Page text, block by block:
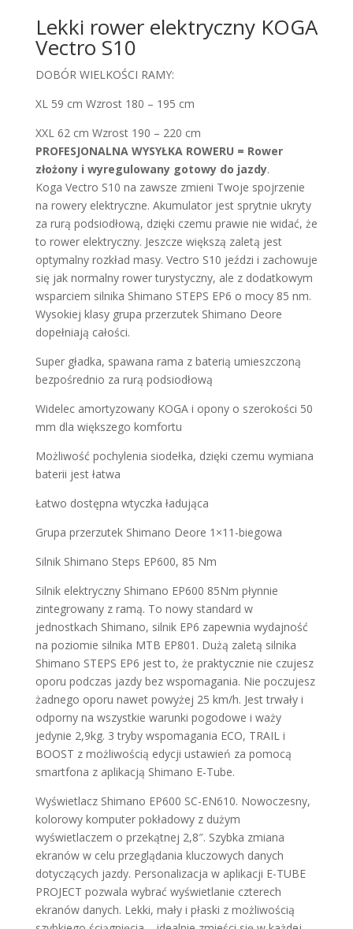
Lekki rower elektryczny KOGA
Vectro S10
DOBÓR WIELKOŚCI RAMY:
XL 59 cm Wzrost 180 – 195 cm
XXL 62 cm Wzrost 190 – 220 cm
PROFESJONALNA WYSYŁKA ROWERU = Rower
złożony i wyregulowany gotowy do jazdy.
Koga Vectro S10 na zawsze zmieni Twoje spojrzenie
na rowery elektryczne. Akumulator jest sprytnie ukryty
za rurą podsiodłową, dzięki czemu prawie nie widać, że
to rower elektryczny. Jeszcze większą zaletą jest
optymalny rozkład masy. Vectro S10 jeździ i zachowuje
się jak normalny rower turystyczny, ale z dodatkowym
wsparciem silnika Shimano STEPS EP6 o mocy 85 nm.
Wysokiej klasy grupa przerzutek Shimano Deore
dopełniają całości.
Super gładka, spawana rama z baterią umieszczoną
bezpośrednio za rurą podsiodłową
Widelec amortyzowany KOGA i opony o szerokości 50
mm dla większego komfortu
Możliwość pochylenia siodełka, dzięki czemu wymiana
baterii jest łatwa
Łatwo dostępna wtyczka ładująca
Grupa przerzutek Shimano Deore 1×11-biegowa
Silnik Shimano Steps EP600, 85 Nm
Silnik elektryczny Shimano EP600 85Nm płynnie
zintegrowany z ramą. To nowy standard w
jednostkach Shimano, silnik EP6 zapewnia wydajność
na poziomie silnika MTB EP801. Dużą zaletą silnika
Shimano STEPS EP6 jest to, że praktycznie nie czujesz
oporu podczas jazdy bez wspomagania. Nie poczujesz
żadnego oporu nawet powyżej 25 km/h. Jest trwały i
odporny na wszystkie warunki pogodowe i waży
jedynie 2,9kg. 3 tryby wspomagania ECO, TRAIL i
BOOST z możliwością edycji ustawień za pomocą
smartfona z aplikacją Shimano E-Tube.
Wyświetlacz Shimano EP600 SC-EN610. Nowoczesny,
kolorowy komputer pokładowy z dużym
wyświetlaczem o przekątnej 2,8″. Szybka zmiana
ekranów w celu przeglądania kluczowych danych
dotyczących jazdy. Personalizacja w aplikacji E-TUBE
PROJECT pozwala wybrać wyświetlanie czterech
ekranów danych. Lekki, mały i płaski z możliwością